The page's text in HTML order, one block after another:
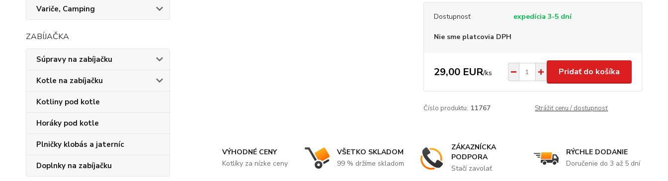
Variče, Camping
ZABÍJAČKA
Súpravy na zabíjačku
Kotle na zabíjačku
Kotliny pod kotle
Horáky pod kotle
Plničky klobás a jaterníc
Doplnky na zabíjačku
Dostupnosť expedícia 3-5 dní
Nie sme platcovia DPH
29,00 EUR/ks Pridať do košíka
Číslo produktu: 11767 Strážiť cenu / dostupnosť
VÝHODNÉ CENY
Kotlíky za nízke ceny
VŠETKO SKLADOM
99 % držíme skladom
ZÁKAZNÍCKA
PODPORA
Stačí zavolať
RÝCHLE DODANIE
Doručenie do 3 až 5 dní